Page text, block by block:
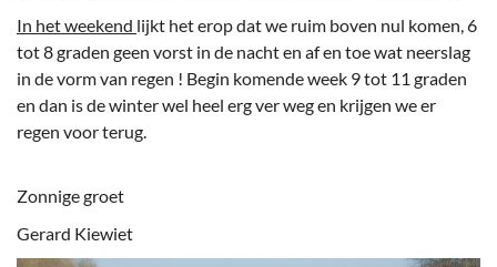
In het weekend lijkt het erop dat we ruim boven nul komen, 6
tot 8 graden geen vorst in de nacht en af en toe wat neerslag
in de vorm van regen ! Begin komende week 9 tot 11 graden
en dan is de winter wel heel erg ver weg en krijgen we er
regen voor terug.
Zonnige groet
Gerard Kiewiet